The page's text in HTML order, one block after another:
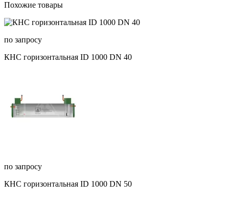
Похожие товары
по запросу
КНС горизонтальная ID 1000 DN 40
по запросу
КНС горизонтальная ID 1000 DN 50